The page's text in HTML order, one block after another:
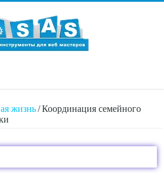
жизнь/Координация семейного